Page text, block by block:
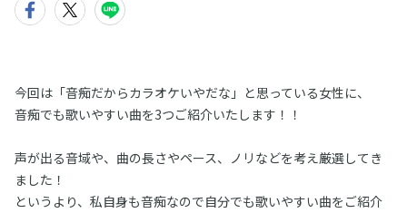
今回は「音痴だからカラオケいやだな」と思っている女性に、
音痴でも歌いやすい曲を3つご紹介いたします！！
声が出る音域や、曲の長さやペース、ノリなどを考え厳選してき
ました！
というより、私自身も音痴なので自分でも歌いやすい曲をご紹介